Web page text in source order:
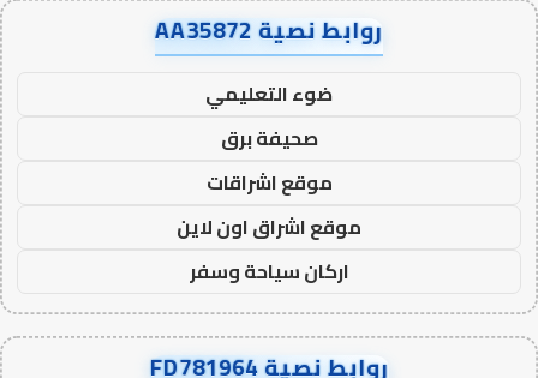
روابط نصية AA35872
ضوء التعليمي
صحيفة برق
موقع اشراقات
موقع اشراق اون لاين
اركان سياحة وسفر
روابط نصية FD781964